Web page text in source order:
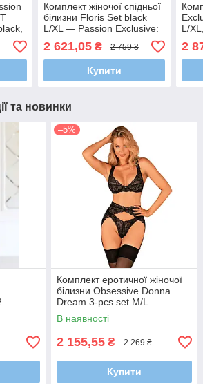
Комплект жіночої спідньої
білизни Floris Set black
L/XL — Passion Exclusive:
ліф, трусики, пояс
2 621,05₴ 2 759 ₴
Купити
L/
2
та новинки
–5%
Комплект еротичної жіночої
білизни Obsessive Donna
Dream 3-pcs set M/L
В наявності
2 155,55 ₴ 2 269 ₴
Купити